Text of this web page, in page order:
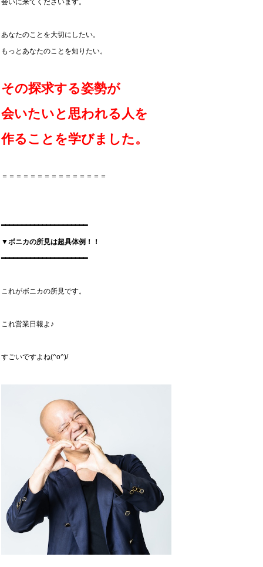
会いに来てくださいます。
あなたのことを大切にしたい。
もっとあなたのことを知りたい。
その探求する姿勢が
会いたいと思われる人を
作ることを学びました。
＝＝＝＝＝＝＝＝＝＝＝＝＝＝＝
━━━━━━━━━━━━━━━━━━━━━
▼ボニカの所見は超具体例！！
━━━━━━━━━━━━━━━━━━━━━
これがボニカの所見です。
これ営業日報よ♪
すごいですよね(^o^)/